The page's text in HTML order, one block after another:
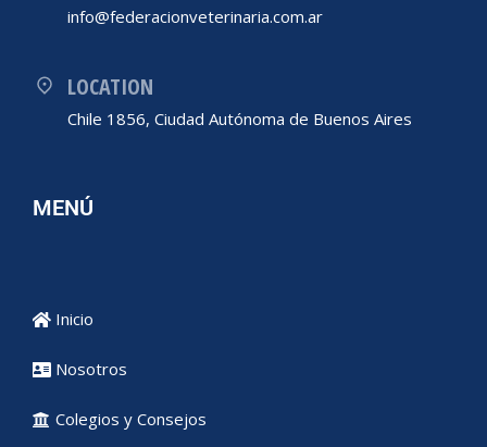
info@federacionveterinaria.com.ar
LOCATION
Chile 1856, Ciudad Autónoma de Buenos Aires
MENÚ
Inicio
Nosotros
Colegios y Consejos